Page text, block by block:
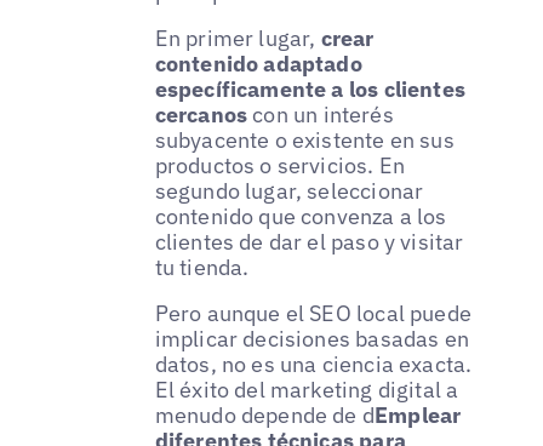
En primer lugar, crear
contenido adaptado
específicamente a los clientes
cercanoscon un interés
subyacente o existente en sus
productos o servicios. En
segundo lugar, seleccionar
contenido que convenza a los
clientes de dar el paso y visitar
tu tienda.
Pero aunque el SEO local puede
implicar decisiones basadas en
datos, no es una ciencia exacta.
El éxito del marketing digital a
menudo depende de dEmplear
diferentes técnicas para